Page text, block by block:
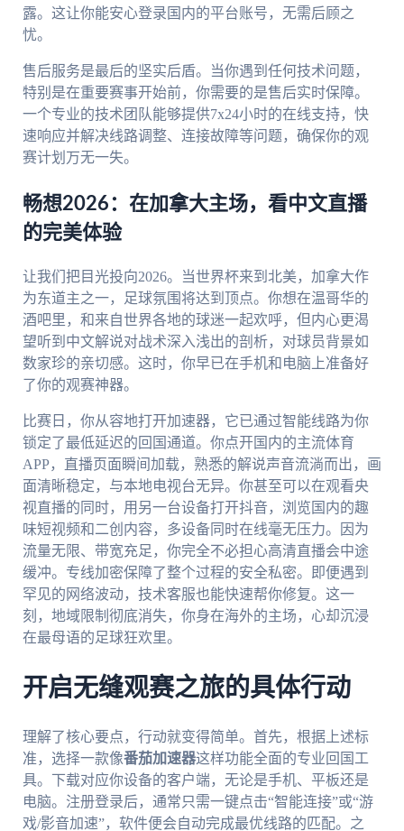
露。这让你能安心登录国内的平台账号，无需后顾之
忧。
售后服务是最后的坚实后盾。当你遇到任何技术问题，
特别是在重要赛事开始前，你需要的是售后实时保障。
一个专业的技术团队能够提供7x24小时的在线支持，快
速响应并解决线路调整、连接故障等问题，确保你的观
赛计划万无一失。
畅想2026：在加拿大主场，看中文直播
的完美体验
让我们把目光投向2026。当世界杯来到北美，加拿大作
为东道主之一，足球氛围将达到顶点。你想在温哥华的
酒吧里，和来自世界各地的球迷一起欢呼，但内心更渴
望听到中文解说对战术深入浅出的剖析，对球员背景如
数家珍的亲切感。这时，你早已在手机和电脑上准备好
了你的观赛神器。
比赛日，你从容地打开加速器，它已通过智能线路为你
锁定了最低延迟的回国通道。你点开国内的主流体育
APP，直播页面瞬间加载，熟悉的解说声音流淌而出，画
面清晰稳定，与本地电视台无异。你甚至可以在观看央
视直播的同时，用另一台设备打开抖音，浏览国内的趣
味短视频和二创内容，多设备同时在线毫无压力。因为
流量无限、带宽充足，你完全不必担心高清直播会中途
缓冲。专线加密保障了整个过程的安全私密。即便遇到
罕见的网络波动，技术客服也能快速帮你修复。这一
刻，地域限制彻底消失，你身在海外的主场，心却沉浸
在最母语的足球狂欢里。
开启无缝观赛之旅的具体行动
理解了核心要点，行动就变得简单。首先，根据上述标
准，选择一款像番茄加速器这样功能全面的专业回国工
具。下载对应你设备的客户端，无论是手机、平板还是
电脑。注册登录后，通常只需一键点击“智能连接”或“游
戏/影音加速”，软件便会自动完成最优线路的匹配。之